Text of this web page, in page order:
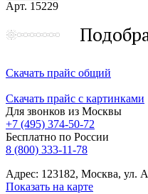
Арт. 15229
Скачать прайс общий
Скачать прайс с картинками
Для звонков из Москвы
+7 (495) 374-50-72
Бесплатно по России
8 (800) 333-11-78
Адрес: 123182, Москва, ул.
Показать на карте